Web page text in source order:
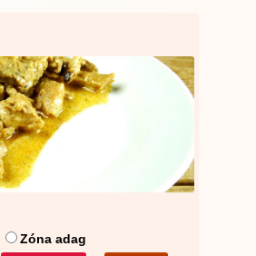
Zóna adag